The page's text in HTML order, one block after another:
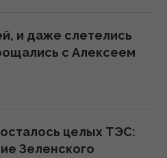
оборонка может
но есть
что случилось с
и даже слетелись
с Алексеем
целых ТЭС:
Зеленского